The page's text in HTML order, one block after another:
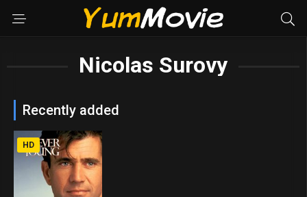
Nicolas Surovy
Recently added
HD